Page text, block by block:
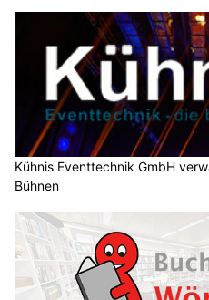
Kühnis Eventtechnik GmbH
Bühnen